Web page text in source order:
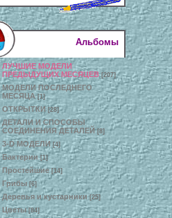
Альбомы
ЛУЧШИЕ МОДЕЛИ
ПРЕДЫДУЩИХ МЕСЯЦЕВ [207]
МОДЕЛИ ПОСЛЕДНЕГО
МЕСЯЦА [1]
ОТКРЫТКИ [28]
ДЕТАЛИ И СПОСОБЫ
СОЕДИНЕНИЯ ДЕТАЛЕЙ [8]
3-D МОДЕЛИ [4]
Бактерии [1]
Простейшие [14]
Грибы [6]
Деревья и кустарники [25]
Цветы [84]